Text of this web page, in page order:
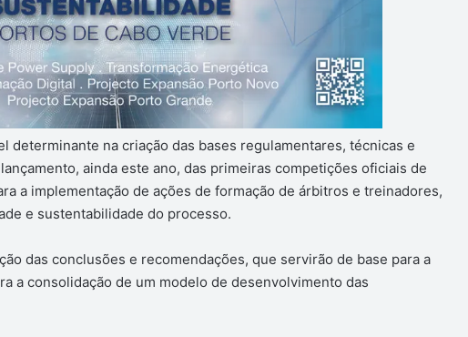
determinante na criação das bases regulamentares, técnicas e
ainda este ano, das primeiras competições oficiais de
a implementação de ações de formação de árbitros e treinadores,
e sustentabilidade do processo.
das conclusões e recomendações, que servirão de base para a
a consolidação de um modelo de desenvolvimento das